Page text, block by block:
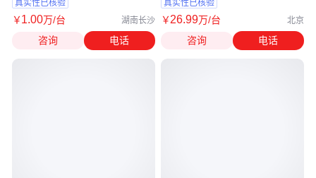
真实性已核验
￥1.00万/台 湖南长沙
咨询 电话
真实性已核验
￥26.99万/台 北京
咨询 电话